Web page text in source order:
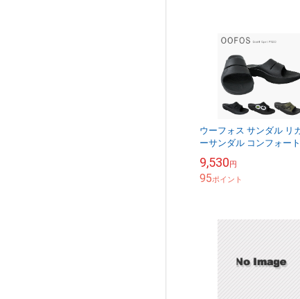
ウーフォス サンダル リ
ーサンダル コンフォート
ドサンダル シャワーサン
ユニセックス...
9,530円
95ポイント